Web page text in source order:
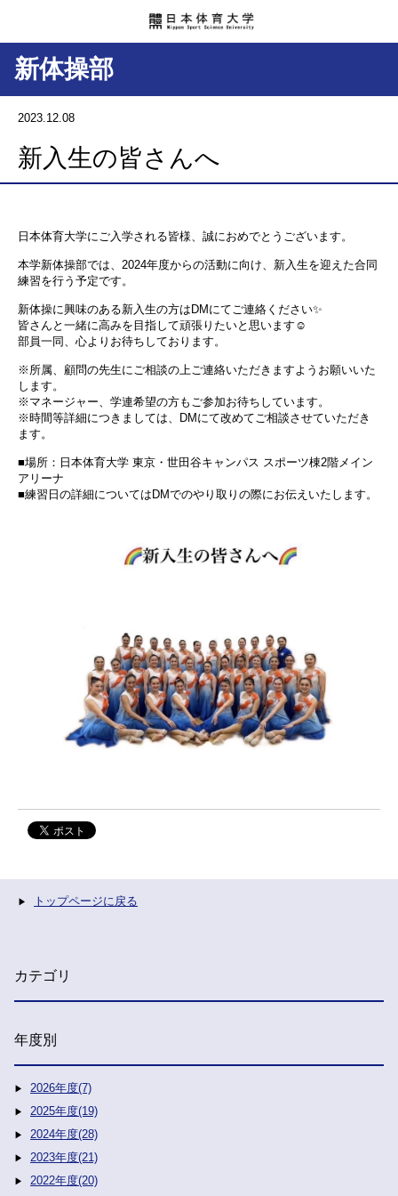
新体操部
2023.12.08
新入生の皆さんへ
日本体育大学にご入学される皆様、誠におめでとうございます。
本学新体操部では、2024年度からの活動に向け、新入生を迎えた合同
練習を行う予定です。
新体操に興味のある新入生の方はDMにてご連絡ください✨
皆さんと一緒に高みを目指して頑張りたいと思います☺️
部員一同、心よりお待ちしております。
※所属、顧問の先生にご相談の上ご連絡いただきますようお願いいた
します。
※マネージャー、学連希望の方もご参加お待ちしています。
※時間等詳細につきましては、DMにて改めてご相談させていただき
ます。
■場所：日本体育大学 東京・世田谷キャンパス スポーツ棟2階メイン
アリーナ
■練習日の詳細についてはDMでのやり取りの際にお伝えいたします。
トップページに戻る
カテゴリ
年度別
2026年度(7)
2025年度(19)
2024年度(28)
2023年度(21)
2022年度(20)